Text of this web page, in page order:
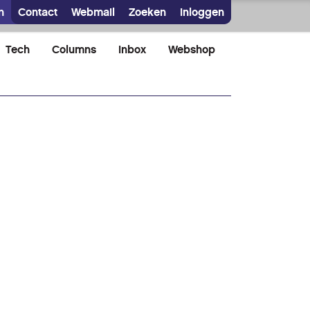
Contact Webmail Zoeken Inloggen
Tech Columns Inbox Webshop